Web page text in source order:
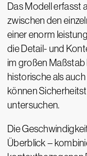
Das Modell erfasst
zwischen den
einer enorm
die Detail- und
im großen
historische als
können
untersuchen.
Die
Überblick –